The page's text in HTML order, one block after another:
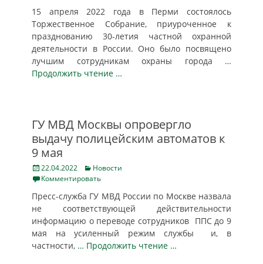
15 апреля 2022 года в Перми состоялось
Торжественное Собрание, приуроченное к
празднованию 30-летия частной охранной
деятельности в России. Оно было посвящено
лучшим сотрудникам охраны города …
Продолжить чтение …
ГУ МВД Москвы опровергло
выдачу полицейским автоматов к
9 мая
Posted
on
22.04.2022 Categories
Новости
Комментировать
Пресс-служба ГУ МВД России по Москве назвала
не соответствующей действительности
информацию о переводе сотрудников ППС до 9
мая на усиленный режим службы и, в
частности, … Продолжить чтение …